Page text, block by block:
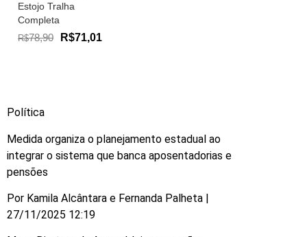
Estojo Tralha
Completa
R$78,90 R$71,01
Política
Medida organiza o planejamento estadual ao
integrar o sistema que banca aposentadorias e
pensões
Por Kamila Alcântara e Fernanda Palheta |
27/11/2025 12:19